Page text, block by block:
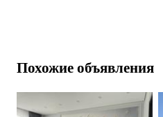
Похожие объявления